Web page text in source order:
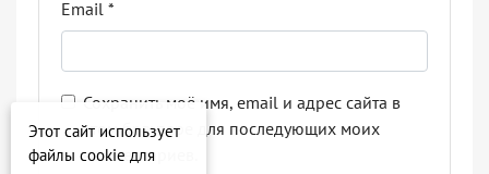
Email *
Сохранить моё имя, email и адрес сайта в
этом браузере для последующих моих
комментариев.
Этот сайт использует
файлы cookie для